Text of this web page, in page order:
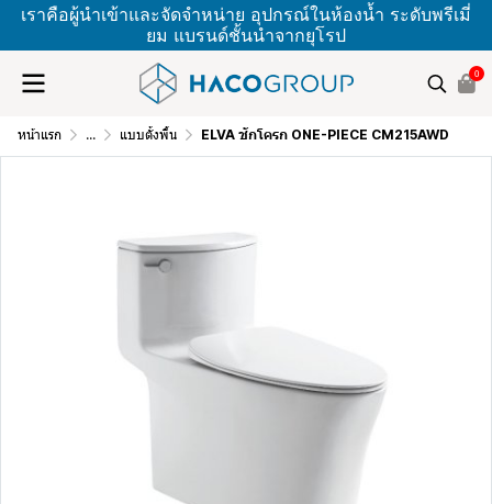
เราคือผู้นำเข้าและจัดจำหน่าย อุปกรณ์ในห้องน้ำ ระดับพรีเมี่
ยม แบรนด์ชั้นนำจากยุโรป
0
หน้าแรก ... แบบตั้งพื้น ELVA ชักโครก ONE-PIECE CM215AWD